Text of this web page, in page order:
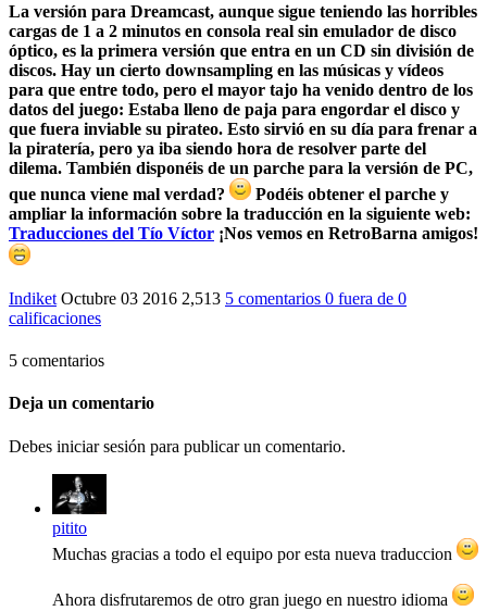
La versión para Dreamcast, aunque sigue teniendo las horribles
cargas de 1 a 2 minutos en consola real sin emulador de disco
óptico, es la primera versión que entra en un CD sin división de
discos. Hay un cierto downsampling en las músicas y vídeos
para que entre todo, pero el mayor tajo ha venido dentro de los
datos del juego: Estaba lleno de paja para engordar el disco y
que fuera inviable su pirateo. Esto sirvió en su día para frenar a
la piratería, pero ya iba siendo hora de resolver parte del
dilema. También disponéis de un parche para la versión de PC,
que nunca viene mal verdad?
Podéis obtener el parche y
ampliar la información sobre la traducción en la siguiente web:
Traducciones del Tío Víctor ¡Nos vemos en RetroBarna amigos!
Indiket Octubre 03 2016 2,513 5 comentarios 0 fuera de 0
calificaciones
5 comentarios
Deja un comentario
Debes iniciar sesión para publicar un comentario.
pitito
Muchas gracias a todo el equipo por esta nueva traduccion
Ahora disfrutaremos de otro gran juego en nuestro idioma